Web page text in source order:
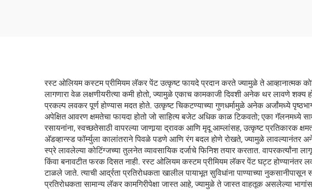
रस्ट ओलियम कस्टम प्रीमियम लॅकर पेंट उत्कृष्ट फायदे प्रदान करते ज्यामुळे ते आव्हानात्मक
लागणारा वेळ लक्षणीयरीत्या कमी होतो, ज्यामुळे एकाच कामकाजी दिवशी अनेक थर लावणे शक्य
प्रकल्प लवकर पूर्ण होण्यास मदत होते. उत्कृष्ट चिकटण्याच्या गुणधर्मामुळे अनेक अर्जांमध्ये
अपेक्षित आवरण क्षमतेचा फायदा होतो जो साहित्य बजेट अधिक काळ टिकवतो; एका गॅलनमध्ये
रसायनांना, स्वच्छतेसाठी वापरल्या जाणार्‍या द्रावक आणि मृदू आम्लांसह, उत्कृष्ट प्रतिकारक
अ‍ॅडव्हान्स्ड फॉर्म्युला कालांतराने पिवळे पडणे आणि रंग बदल होणे रोखते, ज्यामुळे
स्प्रे लावलेल्या कोटिंग्जच्या तुलनेत व्यावसायिक दर्जाचे फिनिश तयार करतात. वापरकर्त्यांना
किंवा बनावटीत फरक दिसत नाही. रस्ट ओलियम कस्टम प्रीमियम लॅकर पेंट घट्ट होण्यानंतर
टाळले जाते. त्याची आर्द्रता प्रतिरोधकता खालील पायाभूत सुविधांना पाण्याच्या
प्रतिरोधकता सामान्य लॅकर कामगिरीपेक्षा जास्त आहे, ज्यामुळे ते जास्त वाहतूक असलेल्या